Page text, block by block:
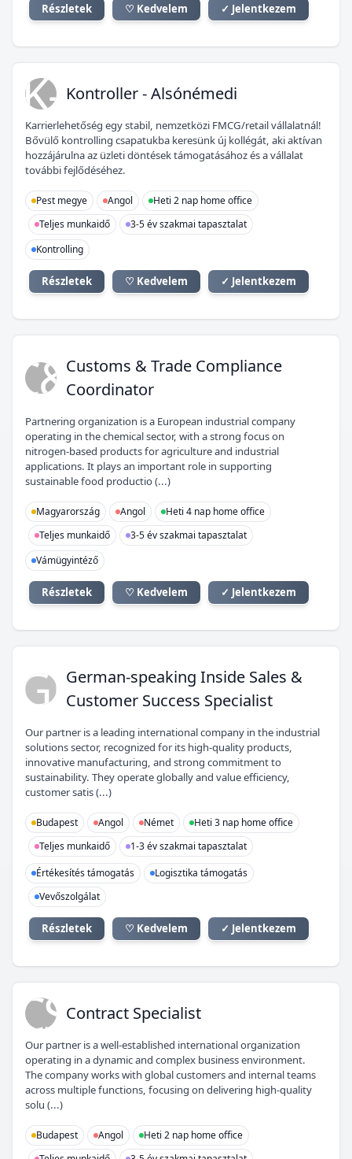
Részletek ♡ Kedvelem ✓ Jelentkezem
K- Kontroller - Alsónémedi
Karrierlehetőség egy stabil, nemzetközi FMCG/retail vállalatnál!
Bővülő kontrolling csapatukba keresünk új kollégát, aki aktívan
hozzájárulna az üzleti döntések támogatásához és a vállalat
további fejlődéséhez.
Pest megye Angol
Heti 2 nap home office
Teljes munkaidő
3-5 év szakmai tapasztalat
Kontrolling
Részletek ♡ Kedvelem ✓ Jelentkezem
C&Customs & Trade Compliance
Coordinator
Partnering organization is a European industrial company
operating in the chemical sector, with a strong focus on
nitrogen-based products for agriculture and industrial
applications. It plays an important role in supporting
sustainable food productio (...)
Magyarország Angol
Heti 4 nap home office
Teljes munkaidő
3-5 év szakmai tapasztalat
Vámügyintéző
Részletek ♡ Kedvelem ✓ Jelentkezem
GI German-speaking Inside Sales &
Customer Success Specialist
Our partner is a leading international company in the industrial
solutions sector, recognized for its high-quality products,
innovative manufacturing, and strong commitment to
sustainability. They operate globally and value efficiency,
customer satis (...)
Budapest Angol Német
Heti 3 nap home office
Teljes munkaidő
1-3 év szakmai tapasztalat
Értékesítés támogatás
Logisztika támogatás
Vevőszolgálat
Részletek ♡ Kedvelem ✓ Jelentkezem
CS Contract Specialist
Our partner is a well-established international organization
operating in a dynamic and complex business environment.
The company works with global customers and internal teams
across multiple functions, focusing on delivering high-quality
solu (...)
Budapest Angol
Heti 2 nap home office